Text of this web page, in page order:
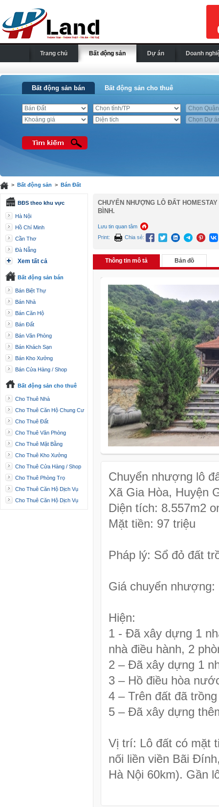
Trang chủ Bất động sản Dự án Doanh
Bất động sản bán Bất động sản cho thuê
> Bất động sản > Bán Đất
BĐS theo khu vực
Hà Nội
Hồ Chí Minh
Cần Thơ
Đà Nẵng
Xem tất cả
Bất động sản bán
Bán Biệt Thự
Bán Nhà
Bán Căn Hộ
Bán Đất
Bán Văn Phòng
Bán Khách Sạn
Bán Kho Xưởng
Bán Cửa Hàng / Shop
Bất động sản cho thuê
Cho Thuê Nhà
Cho Thuê Căn Hộ Chung Cư
Cho Thuê Đất
Cho Thuê Văn Phòng
Cho Thuê Mặt Bằng
Cho Thuê Kho Xưởng
Cho Thuê Cửa Hàng / Shop
Cho Thuê Phòng Trọ
Cho Thuê Căn Hộ Dịch Vụ
Cho Thuê Căn Hộ Dịch Vụ
CHUYỂN NHƯỢNG LÔ ĐẤT
BÌNH.
Lưu tin quan tâm
Print:
Chia sẻ:
Thông tin mô tả Bản đồ
Chuyển nhượng lô
Xã Gia Hòa, Huyện
Diện tích: 8.557m2
Mặt tiền: 97 triệu
Pháp lý: Sổ đỏ đất
Giá chuyển nhượng:
Hiện:
1 - Đã xây dựng 1
nhà điều hành, 2
2 – Đã xây dựng 1
3 – Hồ điều hòa
4 – Trên đất đã
5 – Đã xây dựng
Vị trí: Lô đất có mặt
nối liền viền Bãi
Hà Nội 60km). Gần